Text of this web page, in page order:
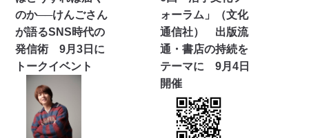
のか──けんごさん
が語るSNS時代の
発信術 9月3日に
トークイベント
ォーラム」（文化
通信社） 出版流
通・書店の持続を
テーマに 9月4日
開催